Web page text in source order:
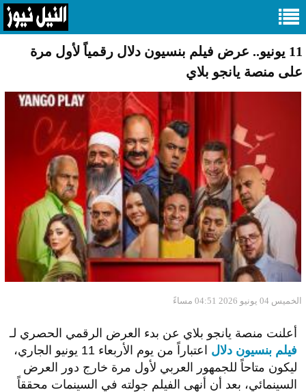
11 يونيو.. عرض فيلم بنسيون دلال رقمياً لأول مرة
على منصة يانجو بلاي
الخميس 04 يونيو 2026 04:51 مساءً
أعلنت منصة يانجو بلاي عن بدء العرض الرقمي الحصري لـ
فيلم بنسيون دلال
اعتباراً من يوم الأربعاء 11 يونيو الجاري،
ليكون متاحاً للجمهور العربي لأول مرة خارج دور العرض
السينمائي، بعد أن أنهى الفيلم جولته في السينمات محققاً